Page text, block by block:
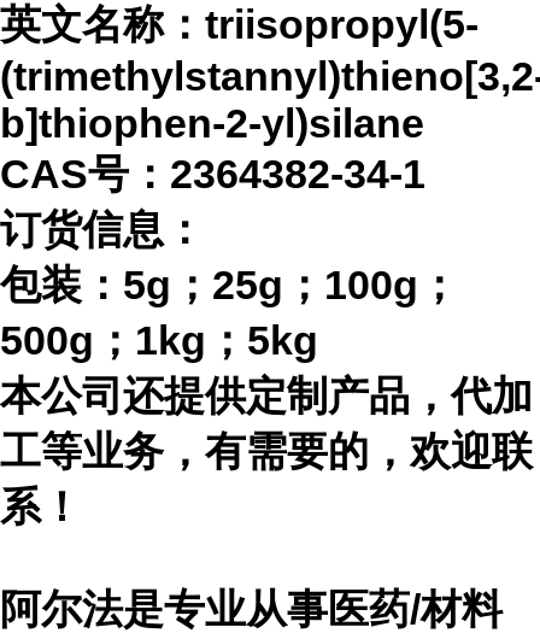
英文名称： triisopropyl(5-
b]thiophen-2-yl)silane
CAS号：2364382-34-1
订货信息：
包装： 5g；25g；100g；
500g；1kg；5kg
本公司还提供定制产品，代加
工等业务，有需要的，欢迎联
系！
阿尔法是专业从事医药/材料